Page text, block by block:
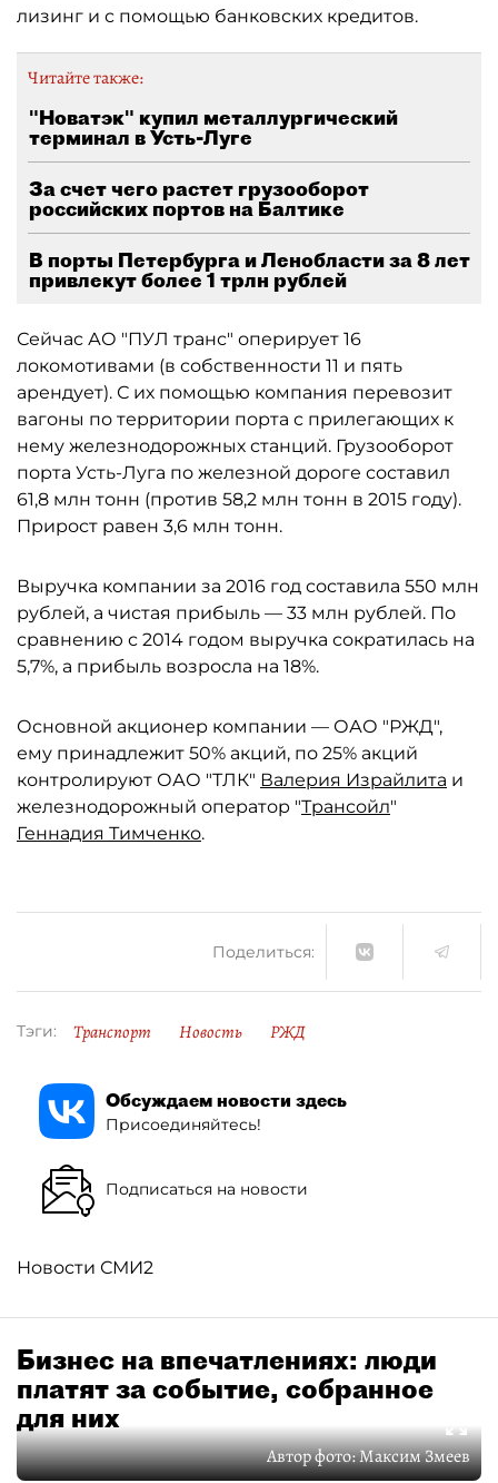
лизинг и с помощью банковских кредитов.
Читайте также:
"Новатэк" купил металлургический
терминал в Усть-Луге
За счет чего растет грузооборот
российских портов на Балтике
В порты Петербурга и Ленобласти за 8 лет
привлекут более 1 трлн рублей
Сейчас АО "ПУЛ транс" оперирует 16
локомотивами (в собственности 11 и пять
арендует). С их помощью компания перевозит
вагоны по территории порта с прилегающих к
нему железнодорожных станций. Грузооборот
порта Усть-Луга по железной дороге составил
61,8 млн тонн (против 58,2 млн тонн в 2015 году).
Прирост равен 3,6 млн тонн.
Выручка компании за 2016 год составила 550 млн
рублей, а чистая прибыль — 33 млн рублей. По
сравнению с 2014 годом выручка сократилась на
5,7%, а прибыль возросла на 18%.
Основной акционер компании — ОАО "РЖД",
ему принадлежит 50% акций, по 25% акций
контролируют ОАО "ТЛК" Валерия Израйлита и
железнодорожный оператор "Трансойл"
Геннадия Тимченко.
Поделиться:
Тэги: Транспорт Новость РЖД
Обсуждаем новости здесь
Присоединяйтесь!
Подписаться на новости
Новости СМИ2
Бизнес на впечатлениях: люди
платят за событие, собранное
для них
Автор фото:Максим Змеев